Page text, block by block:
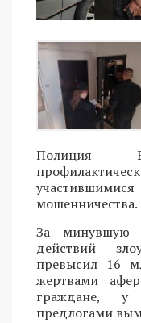
Полиция
мошенничества.
За минувшую
действий
превысил 16
жертвами
граждане,
предлогами